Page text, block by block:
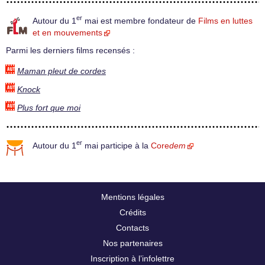
Autour du 1 er mai est membre fondateur de Films en luttes
et en mouvements
Parmi les derniers films recensés :
Maman pleut de cordes
Knock
Plus fort que moi
Autour du 1 er mai participe à la Coredem
Mentions légales
Crédits
Contacts
Nos partenaires
Inscription à l’infolettre